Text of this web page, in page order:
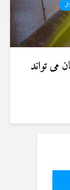
می تواند